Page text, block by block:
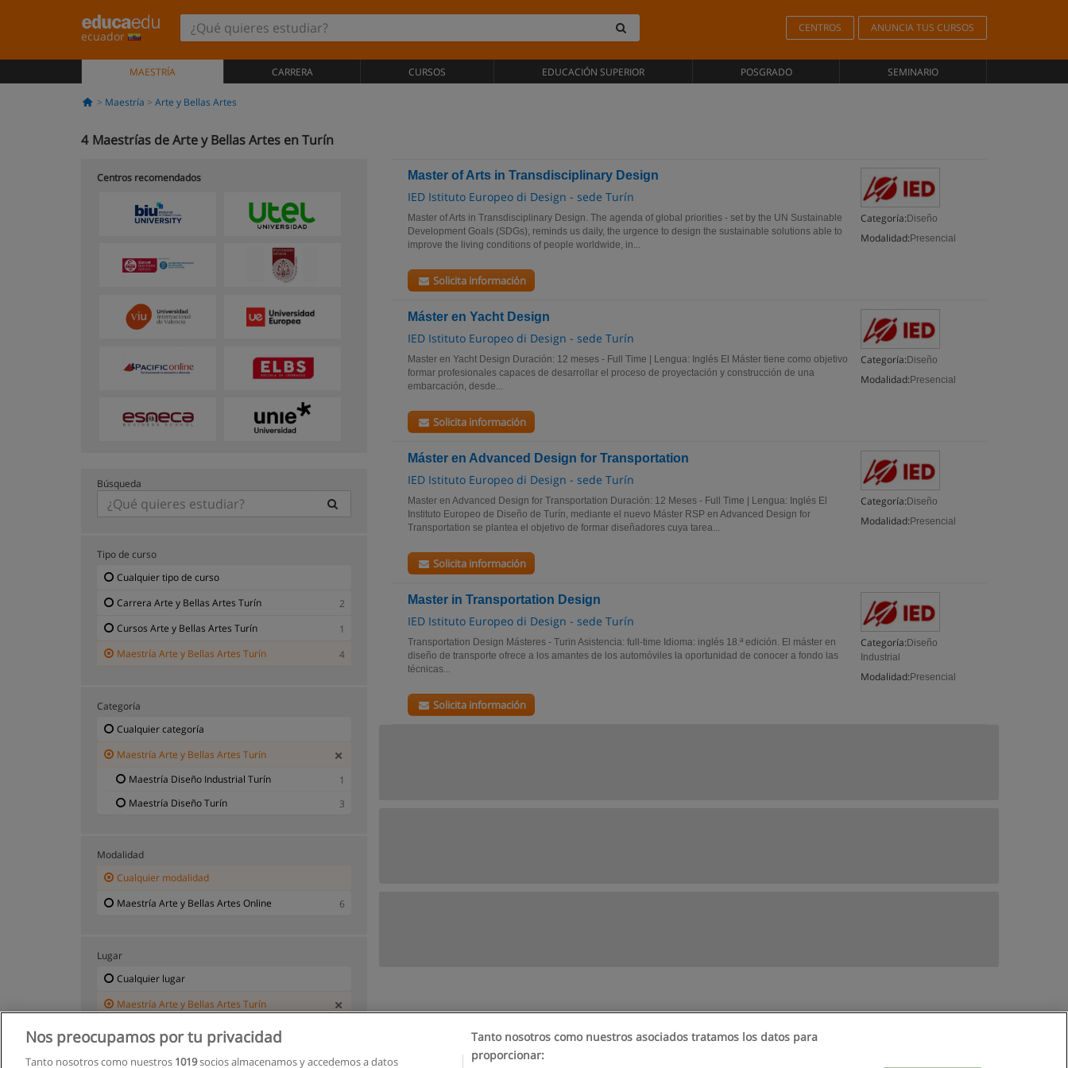
ecuador
CENTROS ANUNCIA TUS CURSOS
MAESTRÍA CARRERA CURSOS EDUCACIÓN SUPERIOR POSGRADO SEMINARIO
Maestría Arte y Bellas Artes
4 Maestrías de Arte y Bellas Artes en Turín
Master of Arts in Transdisciplinary Design
IED Istituto Europeo di Design - sede Turín
Categoría: Diseño
Modalidad: Presencial
Master of Arts in Transdisciplinary Design. The agenda of global priorities - set by the UN Sustainable
Development Goals (SDGs), reminds us daily, the urgence to design the sustainable solutions able to
improve the living conditions of people worldwide, in...
Solicita información
Máster en Yacht Design
IED Istituto Europeo di Design - sede Turín
Categoría: Diseño
Modalidad: Presencial
Master en Yacht Design Duración: 12 meses - Full Time | Lengua: Inglés El Máster tiene como objetivo
formar profesionales capaces de desarrollar el proceso de proyectación y construcción de una
embarcación, desde...
Solicita información
Máster en Advanced Design for Transportation
IED Istituto Europeo di Design - sede Turín
Categoría: Diseño
Modalidad: Presencial
Master en Advanced Design for Transportation Duración: 12 Meses - Full Time | Lengua: Inglés El
Instituto Europeo de Diseño de Turín, mediante el nuevo Máster RSP en Advanced Design for
Transportation se plantea el objetivo de formar diseñadores cuya tarea...
Solicita información
Master in Transportation Design
IED Istituto Europeo di Design - sede Turín
Categoría: Diseño
Industrial
Modalidad: Presencial
Transportation Design Másteres - Turin Asistencia: full-time Idioma: inglés 18.ª edición. El máster en
diseño de transporte ofrece a los amantes de los automóviles la oportunidad de conocer a fondo las
técnicas...
Solicita información
Centros recomendados
Búsqueda
Tipo de curso
Cualquier tipo de curso
Carrera Arte y Bellas Artes Turín
2
Cursos Arte y Bellas Artes Turín
1
Maestría Arte y Bellas Artes Turín
4
Categoría
Cualquier categoría
Maestría Arte y Bellas Artes Turín
Maestría Diseño Industrial Turín
1
Maestría Diseño Turín
3
Modalidad
Cualquier modalidad
Maestría Arte y Bellas Artes Online
6
Lugar
Cualquier lugar
Maestría Arte y Bellas Artes Turín
Nos preocupamos por tu privacidad
Tanto nosotros como nuestros 1019socios almacenamos y accedemos a datos
Tanto nosotros como nuestros asociados tratamos los datos para
proporcionar: